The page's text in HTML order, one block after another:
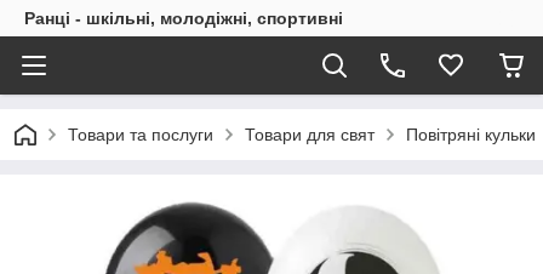
Ранці - шкільні, молодіжні, спортивні
Товари та послуги Товари для свят Повітряні кульки